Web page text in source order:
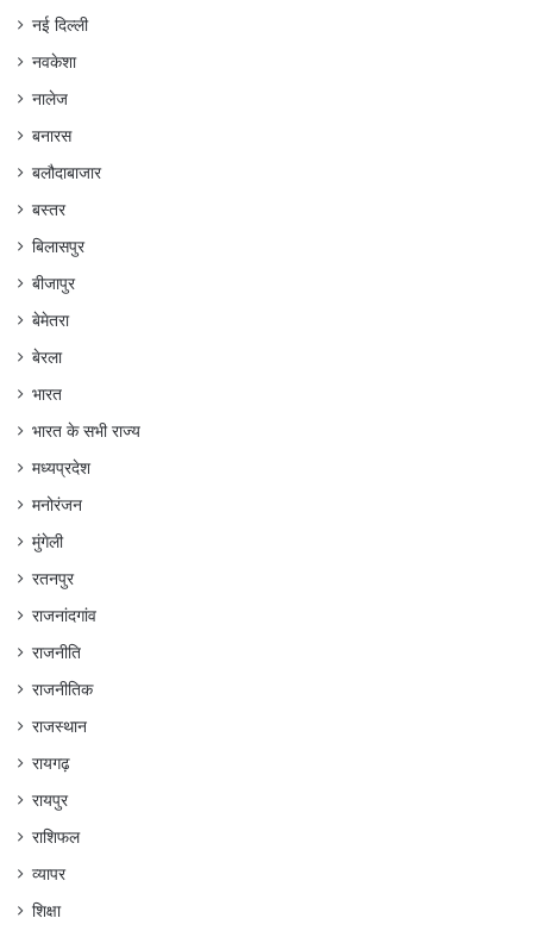
नई दिल्ली
नवकेशा
नालेज
बनारस
बलौदाबाजार
बस्तर
बिलासपुर
बीजापुर
बेमेतरा
बेरला
भारत
भारत के सभी राज्य
मध्यप्रदेश
मनोरंजन
मुंगेली
रतनपुर
राजनांदगांव
राजनीति
राजनीतिक
राजस्थान
रायगढ़
रायपुर
राशिफल
व्यापर
शिक्षा